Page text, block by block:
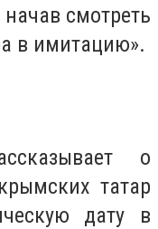
смотреть
в имитацию».
о
татар
дату в